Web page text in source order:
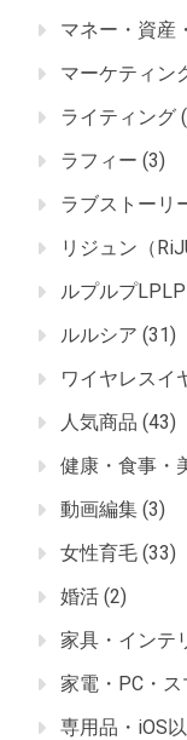
マネー・資産
マーケティン
ライティング
ラフィー (3)
ラブストーリ
リジュン（
ルプルプLPLP
ルルシア (31)
ワイヤレスイ
人気商品 (43)
健康・食事・
動画編集 (3)
女性育毛 (33)
婚活 (2)
家具・インテ
家電・PC・ス
専用品・iOS